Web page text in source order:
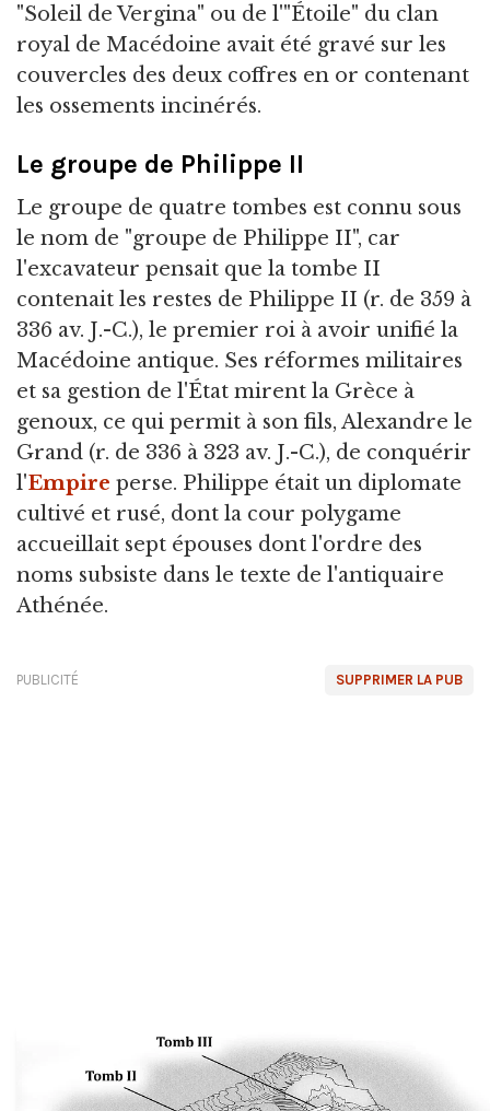
"Soleil de Vergina" ou de l'"Étoile" du clan
royal de Macédoine avait été gravé sur les
couvercles des deux coffres en or contenant
les ossements incinérés.
Le groupe de Philippe II
Le groupe de quatre tombes est connu sous
le nom de "groupe de Philippe II", car
l'excavateur pensait que la tombe II
contenait les restes de Philippe II (r. de 359 à
336 av. J.-C.), le premier roi à avoir unifié la
Macédoine antique. Ses réformes militaires
et sa gestion de l'État mirent la Grèce à
genoux, ce qui permit à son fils, Alexandre le
Grand (r. de 336 à 323 av. J.-C.), de conquérir
l'Empire perse. Philippe était un diplomate
cultivé et rusé, dont la cour polygame
accueillait sept épouses dont l'ordre des
noms subsiste dans le texte de l'antiquaire
Athénée.
SUPPRIMER LA PUB
PUBLICITÉ